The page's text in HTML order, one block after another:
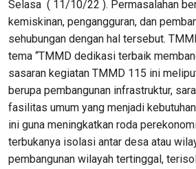
Selasa ( 11/10/22 ). Permasalahan
kemiskinan, pengangguran, dan
sehubungan dengan hal tersebut.
tema “TMMD dedikasi terbaik
sasaran kegiatan TMMD 115 ini
berupa pembangunan infrastruktur,
fasilitas umum yang menjadi
ini guna meningkatkan roda
terbukanya isolasi antar desa atau
pembangunan wilayah tertinggal,